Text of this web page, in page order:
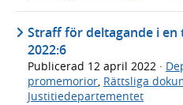
Straff för del­tagande i
2022:6
Publicerad 12 april 2022 ·
promemorior, Rättsliga
Justitiedepartementet